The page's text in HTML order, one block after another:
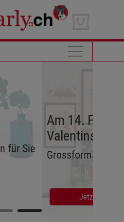
Februar ist
für die grosse Liebe